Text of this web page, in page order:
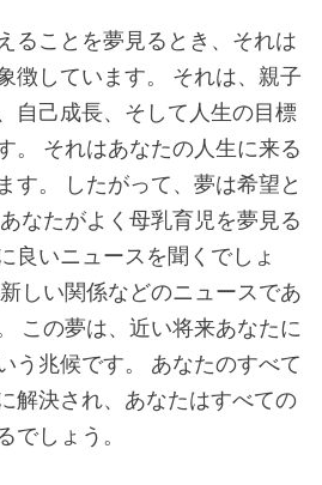
ることを夢見るとき、それは
徴しています。 それは、親子
自己成長、そして人生の目標
。 それはあなたの人生に来る
す。 したがって、夢は希望と
なたがよく母乳育児を夢見る
良いニュースを聞くでしょ
しい関係などのニュースであ
この夢は、近い将来あなたに
う兆候です。 あなたのすべて
解決され、あなたはすべての
でしょう。